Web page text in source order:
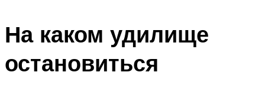
На каком удилище
остановиться